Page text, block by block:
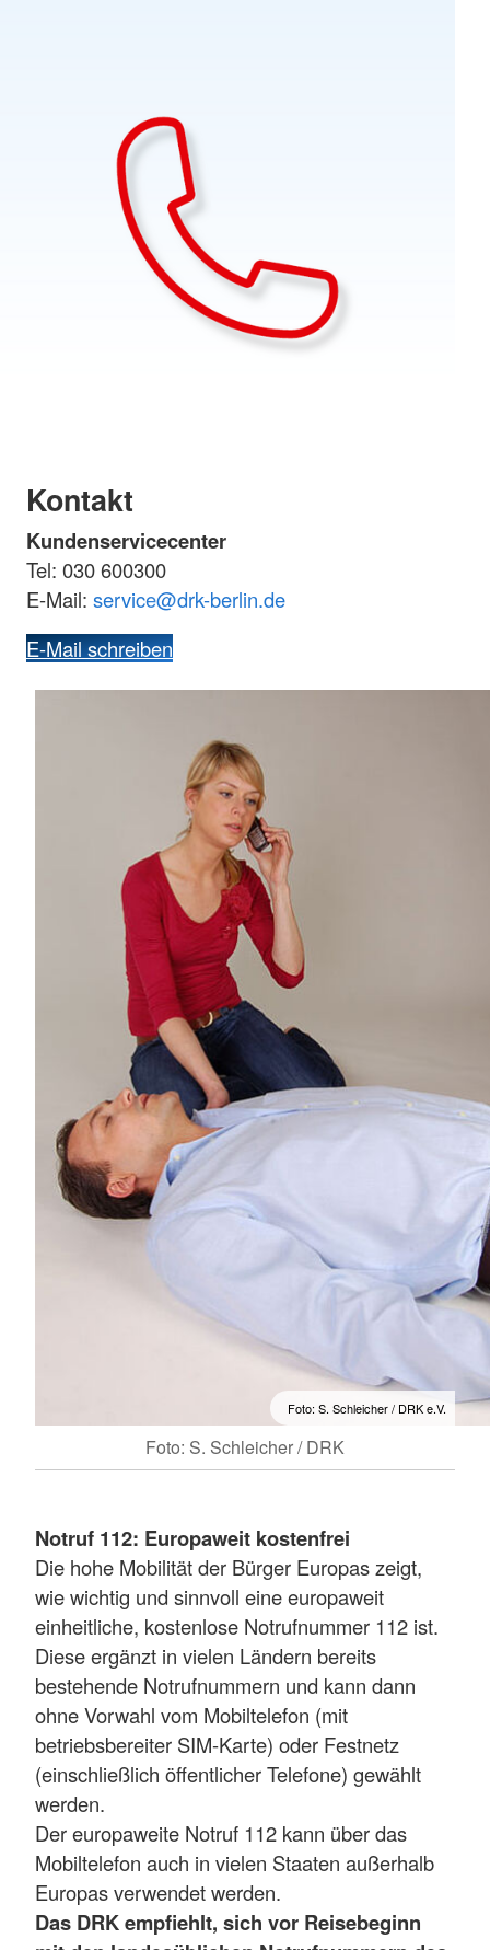
Kontakt
Kundenservicecenter
Tel: 030 600300
E-Mail: service@drk-berlin.de
E-Mail schreiben
Foto: S. Schleicher / DRK e.V.
Foto: S. Schleicher / DRK
Notruf 112: Europaweit kostenfrei
Die hohe Mobilität der Bürger Europas zeigt,
wie wichtig und sinnvoll eine europaweit
einheitliche, kostenlose Notrufnummer 112 ist.
Diese ergänzt in vielen Ländern bereits
bestehende Notrufnummern und kann dann
ohne Vorwahl vom Mobiltelefon (mit
betriebsbereiter SIM-Karte) oder Festnetz
(einschließlich öffentlicher Telefone) gewählt
werden.
Der europaweite Notruf 112 kann über das
Mobiltelefon auch in vielen Staaten außerhalb
Europas verwendet werden.
Das DRK empfiehlt, sich vor Reisebeginn